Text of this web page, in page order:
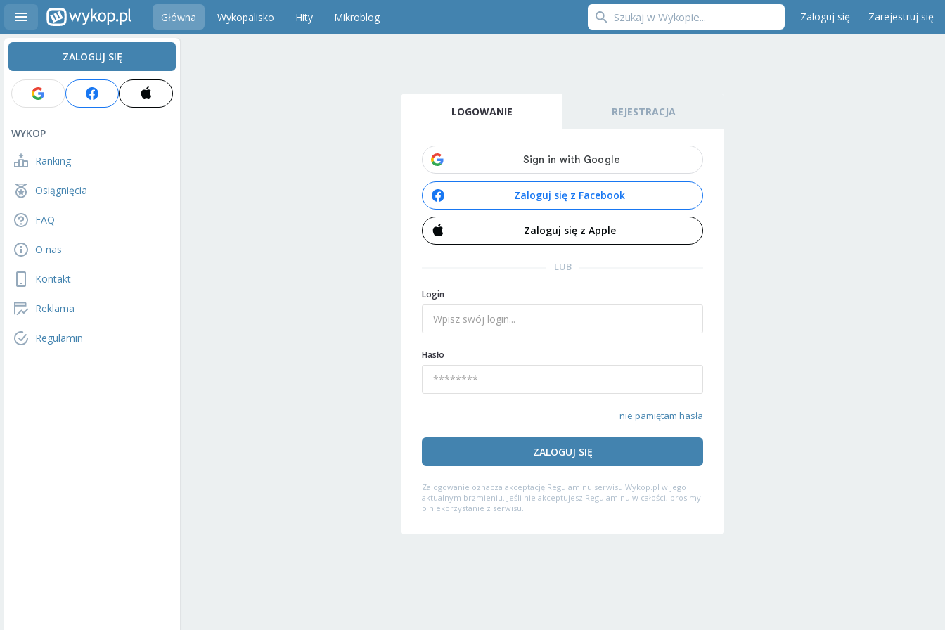
Główna Wykopalisko Hity Mikroblog Zaloguj się Zarejestruj się
ZALOGUJ SIĘ
WYKOP
Ranking
Osiągnięcia
FAQ
O nas
Kontakt
Reklama
Regulamin
LOGOWANIE REJESTRACJA
Zaloguj się z Facebook
Zaloguj się z Apple
LUB
Login
Hasło
nie pamiętam hasła
ZALOGUJ SIĘ
Zalogowanie oznacza akceptację Regulaminu serwisu Wykop.pl w jego
aktualnym brzmieniu. Jeśli nie akceptujesz Regulaminu w całości, prosimy
o niekorzystanie z serwisu.